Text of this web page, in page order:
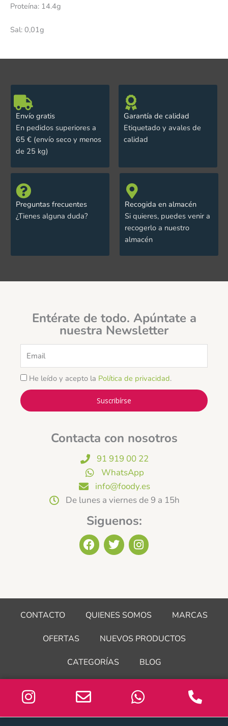
Proteína: 14.4g
Sal: 0,01g
Envío gratis
En pedidos superiores a
65 € (envío seco y menos
de 25 kg)
Garantía de calidad
Etiquetado y avales de
calidad
Preguntas frecuentes
¿Tienes alguna duda?
Recogida en almacén
Si quieres, puedes venir a
recogerlo a nuestro
almacén
Entérate de todo. Apúntate a
nuestra Newsletter
He leído y acepto la Política de privacidad.
Suscribírse
Contacta con nosotros
91 919 00 22
WhatsApp
info@foody.es
De lunes a viernes de 9 a 15h
Siguenos:
F
a
o
k
T
w
e
I
n
g
a
CONTACTO QUIENES SOMOS MARCAS
OFERTAS NUEVOS PRODUCTOS
CATEGORÍAS BLOG